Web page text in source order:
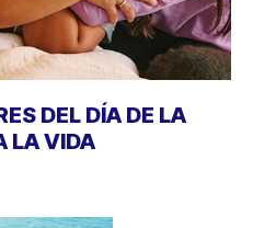
DEL DÍA DE LA
LA VIDA